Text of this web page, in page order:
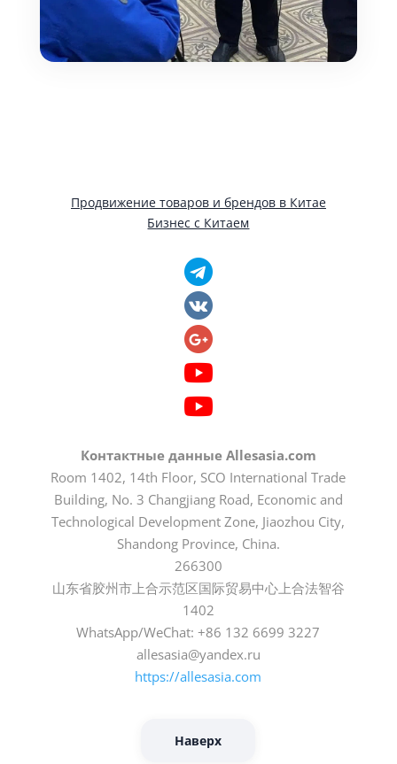
Продвижение товаров и брендов в Китае
Бизнес с Китаем
Контактные данные Allesasia.com
Room 1402, 14th Floor, SCO International Trade
Building, No. 3 Changjiang Road, Economic and
Technological Development Zone, Jiaozhou City,
Shandong Province, China.
266300
山东省胶州市上合示范区国际贸易中心上合法智谷
1402
WhatsApp/WeChat: +86 132 6699 3227
allesasia@yandex.ru
https://allesasia.com
Наверх